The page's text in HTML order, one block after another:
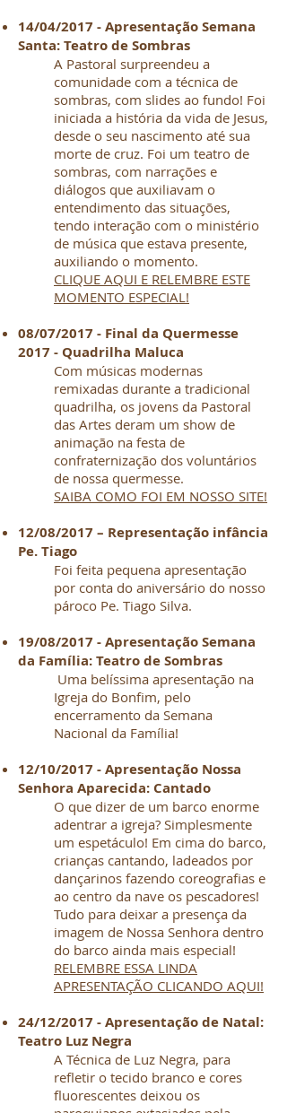
14/04/2017 - Apresentação Semana
Santa: Teatro de Sombras
A Pastoral surpreendeu a
comunidade com a técnica de
sombras, com slides ao fundo! Foi
iniciada a história da vida de Jesus,
desde o seu nascimento até sua
morte de cruz. Foi um teatro de
sombras, com narrações e
diálogos que auxiliavam o
entendimento das situações,
tendo interação com o ministério
de música que estava presente,
auxiliando o momento.
CLIQUE AQUI E RELEMBRE ESTE
MOMENTO ESPECIAL!
08/07/2017 - Final da Quermesse
2017 - Quadrilha Maluca
Com músicas modernas
remixadas durante a tradicional
quadrilha, os jovens da Pastoral
das Artes deram um show de
animação na festa de
confraternização dos voluntários
de nossa quermesse.
SAIBA COMO FOI EM NOSSO SITE!​
12/08/2017 – Representação infância
Pe. Tiago
Foi feita pequena apresentação
por conta do aniversário do nosso
pároco Pe. Tiago Silva.
19/08/2017 - Apresentação Semana
da Família: Teatro de Sombras
Uma belíssima apresentação na
Igreja do Bonfim, pelo
encerramento da Semana
Nacional da Família!
12/10/2017 - Apresentação Nossa
Senhora Aparecida: Cantado
O que dizer de um barco enorme
adentrar a igreja? Simplesmente
um espetáculo! Em cima do barco,
crianças cantando, ladeados por
dançarinos fazendo coreografias e
ao centro da nave os pescadores!
Tudo para deixar a presença da
imagem de Nossa Senhora dentro
do barco ainda mais especial!
RELEMBRE ESSA LINDA
APRESENTAÇÃO CLICANDO AQUI!
24/12/2017 - Apresentação de Natal:
Teatro Luz Negra
A Técnica de Luz Negra, para
refletir o tecido branco e cores
fluorescentes deixou os